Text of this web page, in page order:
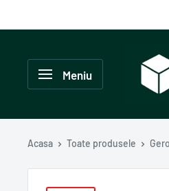
te
continut
Meniu
Delumani
Magazin
Acasa Toate produsele